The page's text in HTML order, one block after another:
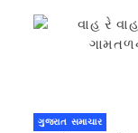
ગુજરાત સમાચાર